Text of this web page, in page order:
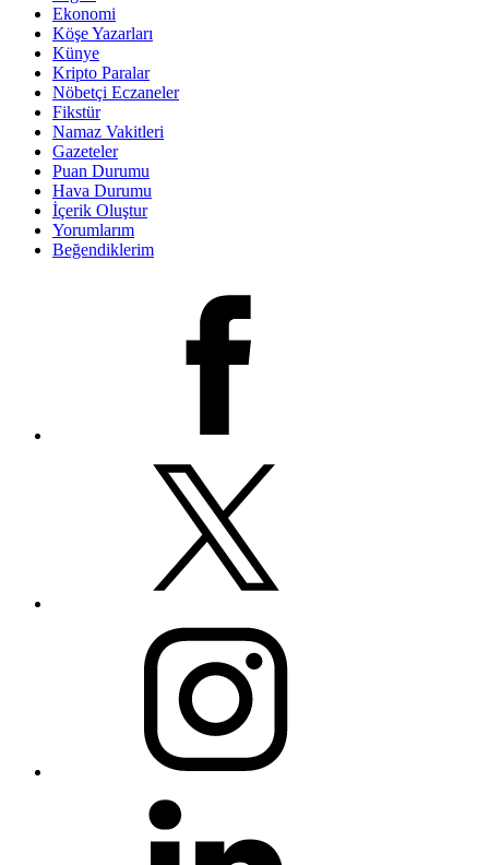
Ekonomi
Köşe Yazarları
Künye
Kripto Paralar
Nöbetçi Eczaneler
Fikstür
Namaz Vakitleri
Gazeteler
Puan Durumu
Hava Durumu
İçerik Oluştur
Yorumlarım
Beğendiklerim